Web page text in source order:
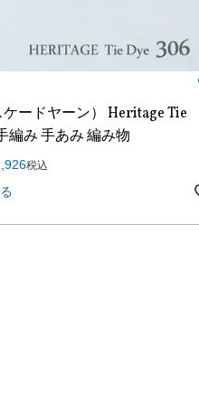
ケードヤーン） Heritage Tie
編み 手あみ 編み物
税込